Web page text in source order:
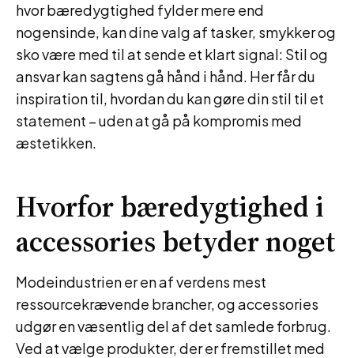
hvor bæredygtighed fylder mere end
nogensinde, kan dine valg af tasker, smykker og
sko være med til at sende et klart signal: Stil og
ansvar kan sagtens gå hånd i hånd. Her får du
inspiration til, hvordan du kan gøre din stil til et
statement – uden at gå på kompromis med
æstetikken.
Hvorfor bæredygtighed i
accessories betyder noget
Modeindustrien er en af verdens mest
ressourcekrævende brancher, og accessories
udgør en væsentlig del af det samlede forbrug.
Ved at vælge produkter, der er fremstillet med